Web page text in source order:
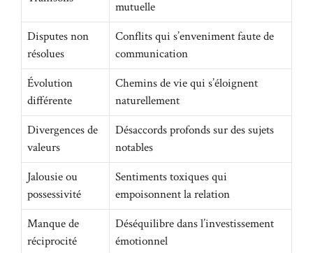
mutuelle
Disputes non
résolues
Conflits qui s’enveniment faute de
communication
Évolution
différente
Chemins de vie qui s’éloignent
naturellement
Divergences de
valeurs
Désaccords profonds sur des sujets
notables
Jalousie ou
possessivité
Sentiments toxiques qui
empoisonnent la relation
Manque de
réciprocité
Déséquilibre dans l’investissement
émotionnel